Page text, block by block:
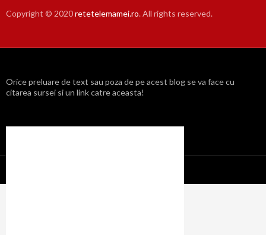
Copyright © 2020retetelemamei.ro. All rights reserved.
Orice preluare de text sau poza de pe acest blog se va face cu
citarea sursei si un link catre aceasta!